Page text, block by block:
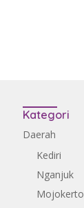
Kategori
Daerah
Kediri
Nganjuk
Mojokerto